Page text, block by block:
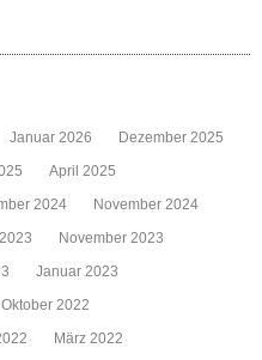
Januar 2026
Dezember 2025
April 2025
2024
November 2024
November 2023
Januar 2023
Oktober 2022
März 2022